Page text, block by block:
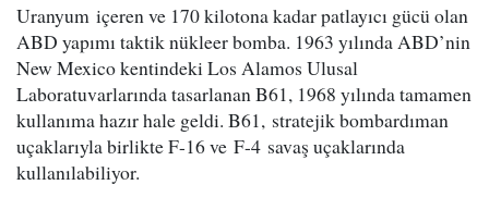
Uranyum içeren ve 170 kilotona kadar patlayıcı gücü olan
ABD yapımı taktik nükleer bomba. 1963 yılında ABD’nin
New Mexico kentindeki Los Alamos Ulusal
Laboratuvarlarında tasarlanan B61, 1968 yılında tamamen
kullanıma hazır hale geldi. B61, stratejik bombardıman
uçaklarıyla birlikte F-16 ve F-4 savaş uçaklarında
kullanılabiliyor.